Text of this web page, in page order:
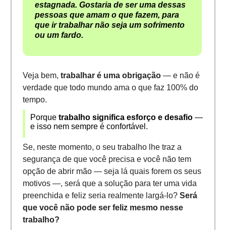
estagnada. Gostaria de ser uma dessas
pessoas que amam o que fazem, para
que ir trabalhar não seja um sofrimento
ou um fardo.
Veja bem, trabalhar é uma obrigação— e não é
verdade que todo mundo ama o que faz 100% do
tempo.
Porque trabalho significa esforço e desafio—
e isso nem sempre é confortável.
Se, neste momento, o seu trabalho lhe traz a
segurança de que você precisa e você não tem
opção de abrir mão — seja lá quais forem os seus
motivos —, será que a solução para ter uma vida
preenchida e feliz seria realmente largá-lo? Será
que você não pode ser feliz mesmo nesse
trabalho?